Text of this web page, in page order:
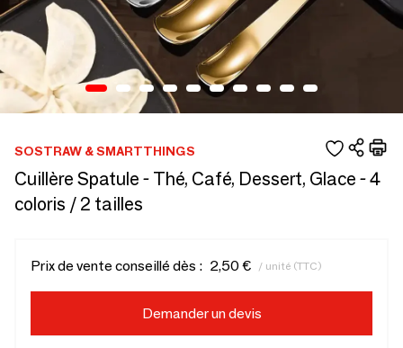
SOSTRAW & SMARTTHINGS
Cuillère Spatule - Thé, Café, Dessert, Glace - 4
coloris / 2 tailles
Prix de vente conseillé dès : 2,50 € / unité (TTC)
Demander un devis